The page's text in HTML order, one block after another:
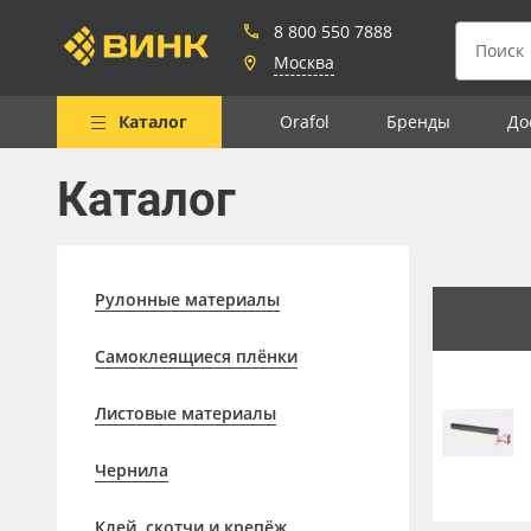
8 800 550 7888
Москва
Каталог Orafol Бренды
Весь каталог
Самоклеящиеся плёнки
Клей, скотчи и крепёж
Мобильные конструкции и
Каталог
Рулонные материалы
Самоклеящиеся плёнки
Листовые материалы
Чернила